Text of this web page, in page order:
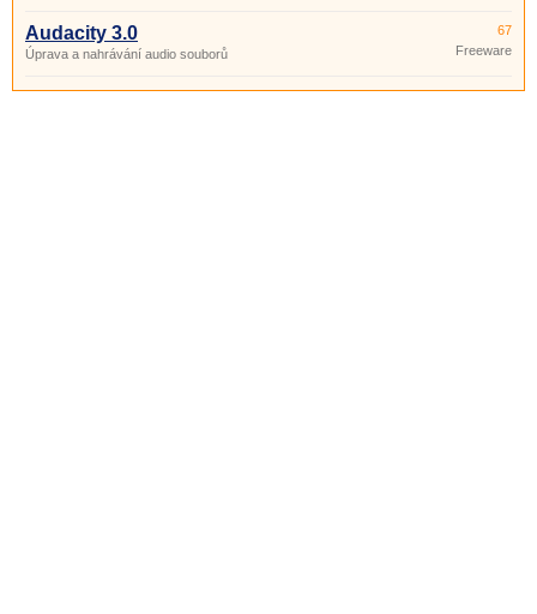
Audacity 3.0
Úprava a nahrávání audio souborů
67
Freeware